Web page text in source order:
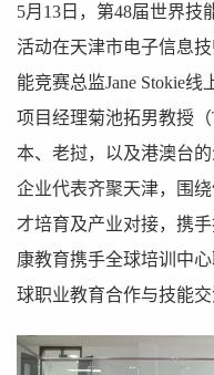
5月13日，第48届世界技
活动在天津市电子信息
能竞赛总监Jane Stokie
项目经理菊池拓男教授
本、老挝，以及港澳台
企业代表齐聚天津，围
才培育及产业对接，携
康教育携手全球培训中
球职业教育合作与技能交